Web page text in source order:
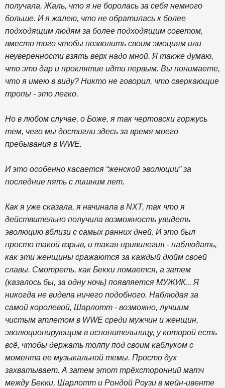
получала. Жаль, что я не боролась за себя немного
больше. И я жалею, что не обратилась к более
подходящим людям за более подходящим советом,
вместо того чтобы позволить своим эмоциям или
неуверенности взять верх надо мной. Я также думаю,
что это дар и проклятие идти первым. Вы понимаете,
что я имею в виду? Никто не говорил, что сверкающие
тропы - это легко.
Но в любом случае, о Боже, я так чертовски горжусь
тем, чего мы достигли здесь за время моего
пребывания в WWE.
И это особенно касается “женской эволюции” за
последние пять с лишним лет.
Как я уже сказала, я начинала в NXT, так что я
действительно получила возможность увидеть
эволюцию вблизи с самых ранних дней. И это был
просто такой взрыв, и такая привилегия - наблюдать,
как эти женщины сражаются за каждый дюйм своей
славы. Смотреть, как Бекки ломается, а затем
(казалось бы, за одну ночь) появляется МУЖИК... Я
никогда не видела ничего подобного. Наблюдая за
самой королевой, Шарлотт - возможно, лучшим
чистым атлетом в WWE среди мужчин и женщин,
эволюционирующим в испонительницу, у которой есть
всё, чтобы держать толпу под своим каблуком с
момента ее музыкальной темы. Просто дух
захватывает. А затем этот трёхсторонний матч
между Бекки, Шарлотт и Рондой Роузи в мейн-ивенте